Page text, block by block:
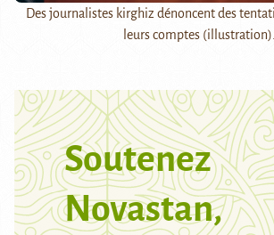
Des journalistes kirghiz dénoncent des
leurs comptes (illustration).
Soutenez
Novastan,